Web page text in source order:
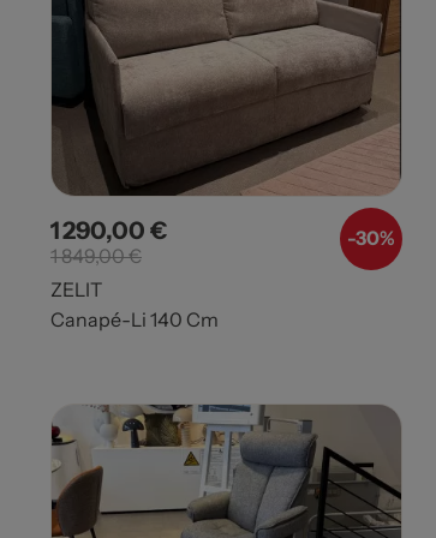
-30%
Prix
1 290,00 €Prix de base
1 849,00 €
ZELIT
Canapé-Li 140 Cm